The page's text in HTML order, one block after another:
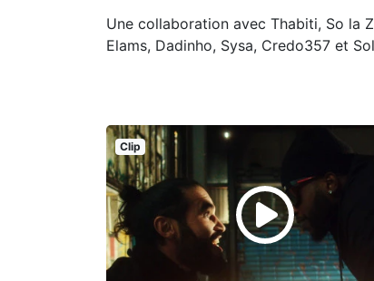
Une collaboration avec Thabiti, So la
Elams, Dadinho, Sysa, Credo357 et
Clip